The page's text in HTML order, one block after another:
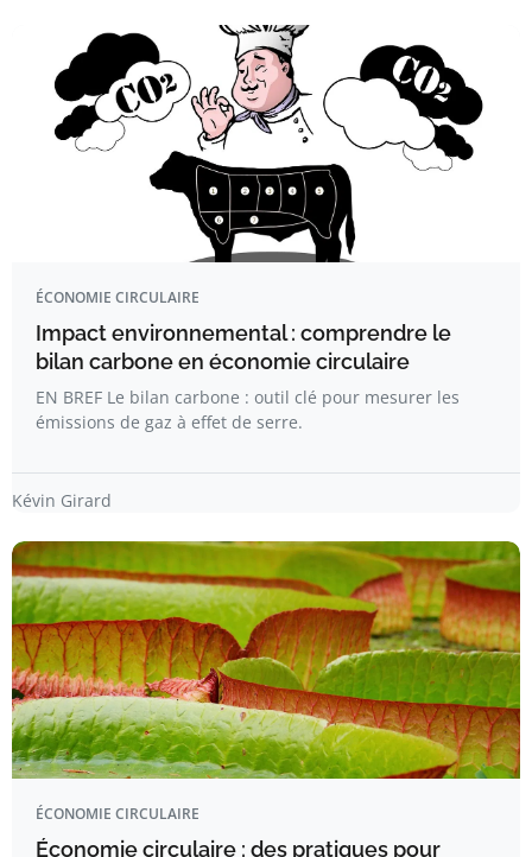
ÉCONOMIE CIRCULAIRE
Impact environnemental : comprendre le
bilan carbone en économie circulaire
EN BREF Le bilan carbone : outil clé pour mesurer les
émissions de gaz à effet de serre.
Kévin Girard
ÉCONOMIE CIRCULAIRE
Économie circulaire : des pratiques pour